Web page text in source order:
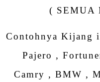
( SEMUA
Contohnya Kijang
Pajero ,
Camry , BMW ,